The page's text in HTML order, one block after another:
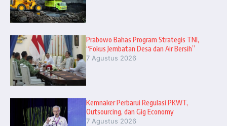
Prabowo Bahas Program Strategis TNI,
“Fokus Jembatan Desa dan Air Bersih”
7 Agustus 2026
Kemnaker Perbarui Regulasi PKWT,
Outsourcing, dan Gig Economy
7 Agustus 2026